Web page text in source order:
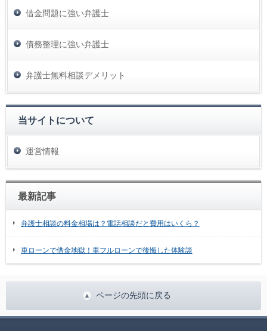
借金問題に強い弁護士
債務整理に強い弁護士
弁護士無料相談デメリット
当サイトについて
運営情報
最新記事
弁護士相談の料金相場は？電話相談だと費用はいくら？
車ローンで借金地獄！車フルローンで後悔した体験談
ページの先頭に戻る